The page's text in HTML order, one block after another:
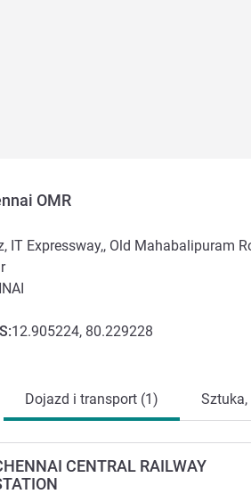
OMR
IT Expressway,, Old Mahabalipuram
:12.905224, 80.229228
Dojazd i transport (1)
CENTRAL RAILWAY